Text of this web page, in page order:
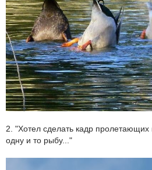
2. "Хотел сделать кадр пролетающих
одну и то рыбу..."